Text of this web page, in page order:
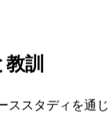
導体会社」では
でのリーダーシ